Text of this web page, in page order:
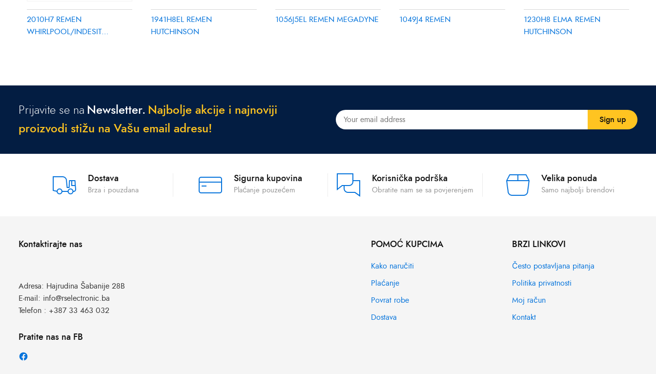
2010H7 REMEN
WHIRLPOOL/INDESIT
1941H8EL REMEN
HUTCHINSON
1056J5EL REMEN MEGADYNE 1049J4 REMEN
1230H8 ELMA REMEN
HUTCHINSON
Prijavite se na Newsletter. Naj bo je a kcije i najnoviji
proizvod i stižu na Vašu emai ad resu!
Dostava
Brza i pouzdana
Sigurna kupovina
Plaćanje pouzećem
Korisnička podrška
Obratite nam se sa povjerenjem
Velika ponuda
Samo najbolji brendovi
Kontaktirajte nas
Adresa: Hajrudina Šabanije 28B
E-mail: info@rselectronic.ba
Telefon : +387 33 463 032
Pratite nas na FB
POMOĆ KUPCIMA
Kako naručiti
Plaćanje
Povrat robe
Dostava
BRZI LINKOVI
Često postavljana pitanja
Politika privatnosti
Moj račun
Kontakt